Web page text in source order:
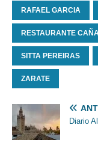
RAFAEL GARCIA
RESTAURANTE
SITTA PEREIRAS
ZARATE
Diario